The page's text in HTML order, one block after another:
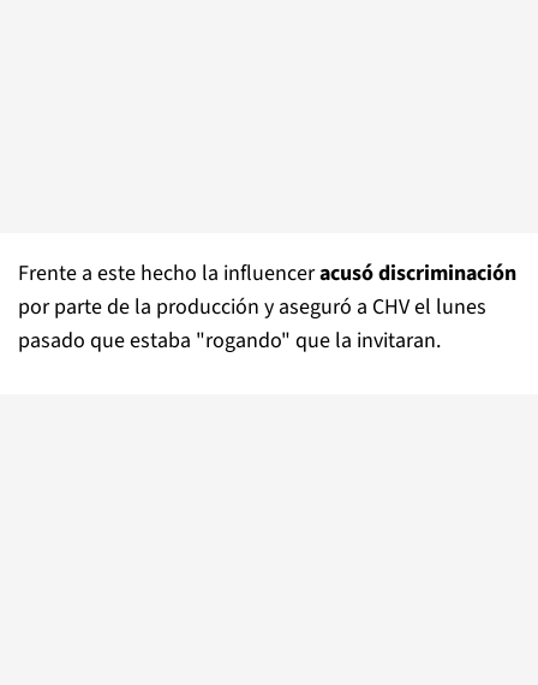
Frente a este hecho la influenceracusó discriminación
por parte de la producción y aseguró a CHV el lunes
pasado que estaba "rogando" que la invitaran.